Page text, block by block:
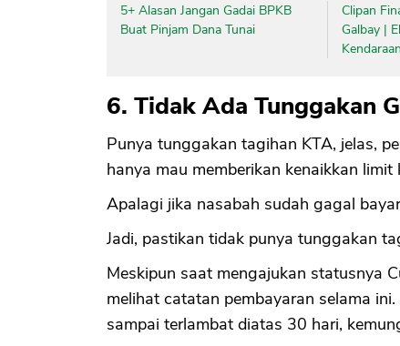
5+ Alasan Jangan Gadai BPKB
Buat Pinjam Dana Tunai
Clipan
Galbay |
Kendaraan
6. Tidak Ada Tunggakan
Punya tunggakan tagihan KTA, jelas,
hanya mau memberikan kenaikkan
Apalagi jika nasabah sudah gagal
Jadi, pastikan tidak punya tunggakan
Meskipun saat mengajukan statusnya
melihat catatan pembayaran selama
sampai terlambat diatas 30 hari,